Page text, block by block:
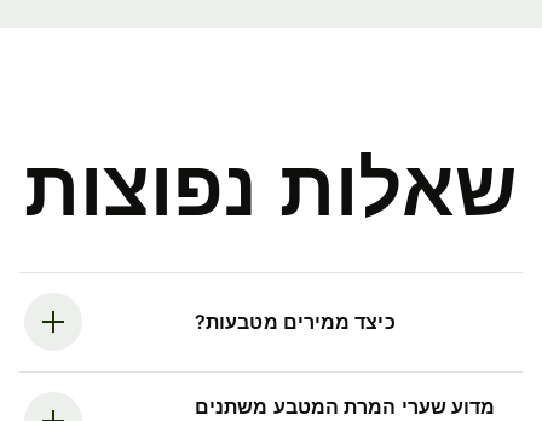
שאלות נפוצות
כיצד ממירים מטבעות?
מדוע שערי המרת המטבע משתנים